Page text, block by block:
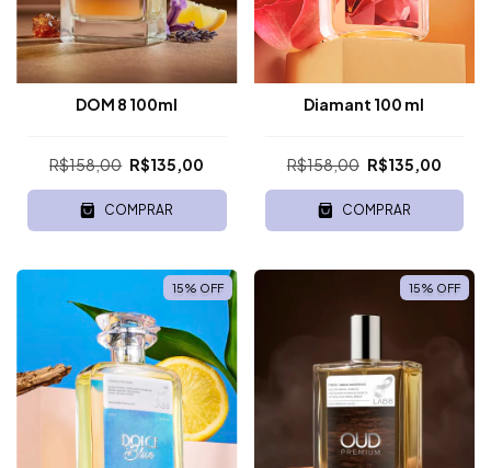
DOM 8 100ml
R$158,00 R$135,00
COMPRAR
Diamant 100 ml
R$158,00 R$135,00
COMPRAR
15% OFF 15% OFF